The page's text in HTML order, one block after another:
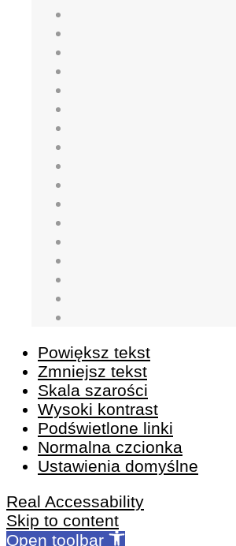
Powiększ tekst
Zmniejsz tekst
Skala szarości
Wysoki kontrast
Podświetlone linki
Normalna czcionka
Ustawienia domyślne
Real Accessability
Skip to content
Open toolbar